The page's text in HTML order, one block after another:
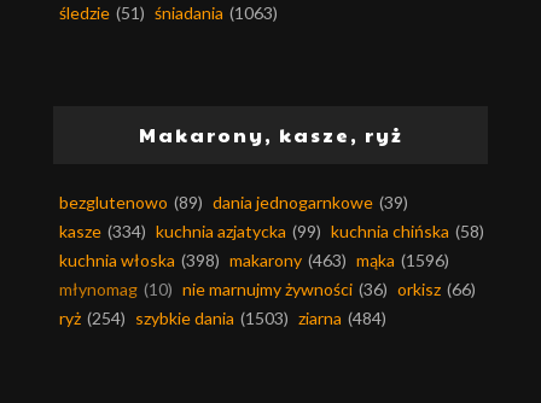
śledzie (51) śniadania (1063)
Makarony, kasze, ryż
bezglutenowo (89) dania jednogarnkowe (39)
kasze (334) kuchnia azjatycka (99) kuchnia chińska (58)
kuchnia włoska (398) makarony (463) mąka (1596)
młynomag (10) nie marnujmy żywności (36) orkisz (66)
ryż (254) szybkie dania (1503) ziarna (484)